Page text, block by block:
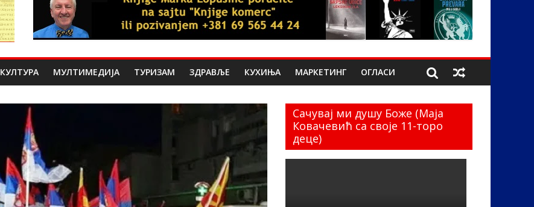
КУЛТУРА МУЛТИМЕДИЈА ТУРИЗАМ ЗДРАВЉЕ КУХИЊА МАРКЕТИНГ ОГЛАСИ
Сачувај ми душу Боже (Маја
Ковачевић са своје 11-торо
деце)